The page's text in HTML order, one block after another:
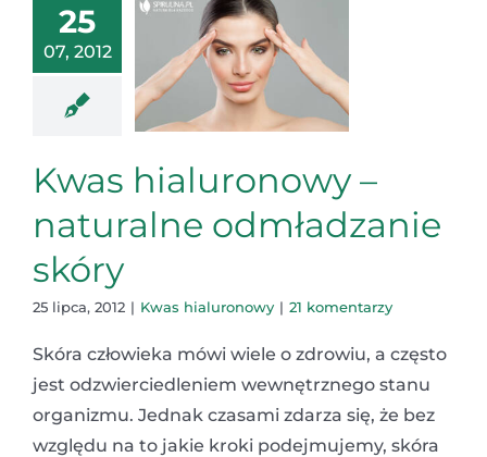
25
07, 2012
Kwas hialuronowy –
naturalne odmładzanie
skóry
25 lipca, 2012 | Kwas hialuronowy | 21 komentarzy
Skóra człowieka mówi wiele o zdrowiu, a często
jest odzwierciedleniem wewnętrznego stanu
organizmu. Jednak czasami zdarza się, że bez
względu na to jakie kroki podejmujemy, skóra